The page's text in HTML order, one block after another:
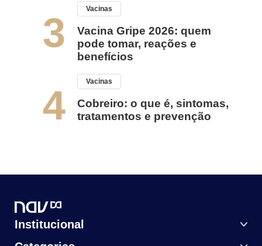
3
Vacinas
Vacina Gripe 2026: quem
pode tomar, reações e
benefícios
4
Vacinas
Cobreiro: o que é, sintomas,
tratamentos e prevenção
Institucional